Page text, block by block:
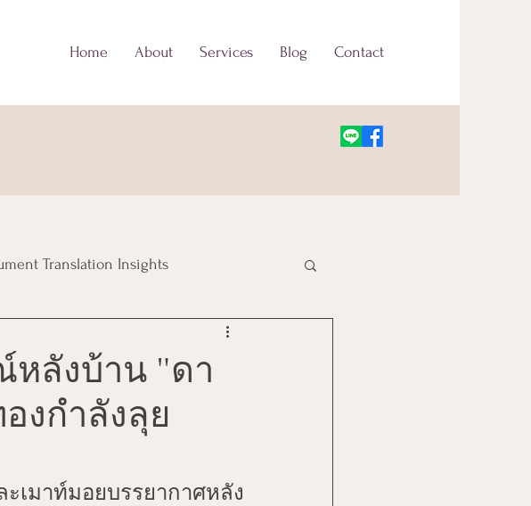
Home About Services Blog Contact
Translation Insights
Insights
TIS National Insights
หลังบ้าน "ดา
งกำลังลุย
เมาท์มอยบรรยากาศหลัง